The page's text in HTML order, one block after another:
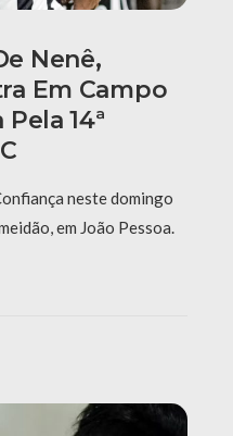
Nenê,
Em Campo
14ª
neste domingo
em João Pessoa.